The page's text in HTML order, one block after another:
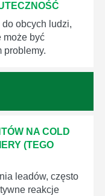
obcych ludzi,
może być
problemy.
NA COLD
(TEGO
leadów, często
reakcje